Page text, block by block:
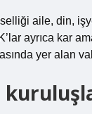
aile, din,
ayrıca kar
yer alan